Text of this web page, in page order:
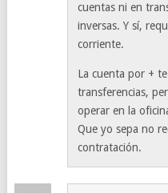
cuentas ni en
inversas. Y sí,
corriente.
La cuenta por +
transferencias,
operar en la
Que yo sepa no
contratación.